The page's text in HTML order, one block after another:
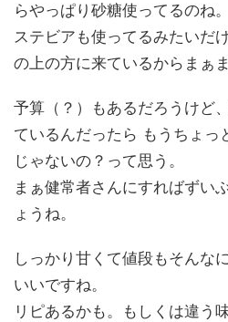
らやっぱり砂糖使ってるのね。
ステビアも使ってるみたいだ
の上の方に来ているからまぁ
予算（？）もあるだろうけど
ているんだったら もうちょっ
じゃないの？って思う。
まぁ健常者さんにすればずい
ょうね。
しっかり甘くて値段もそんな
いいですね。
リピあるかも。もしくは違う